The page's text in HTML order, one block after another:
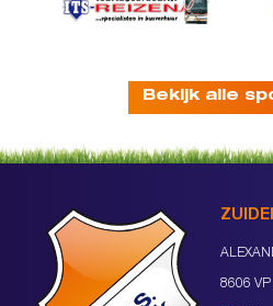
Bekijk alle
8606 VP